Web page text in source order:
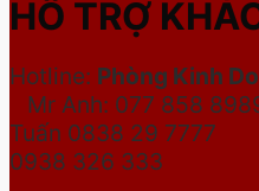
HỖ TRỢ
Hotline: Phòng Kinh
Mr Anh:
Tuấn 0838
0938 326 333